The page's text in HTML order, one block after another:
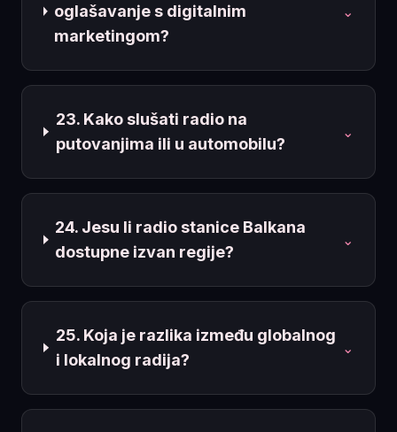
oglašavanje s digitalnim
marketingom?
⌄
23. Kako slušati radio na
putovanjima ili u automobilu?
⌄
24. Jesu li radio stanice Balkana
dostupne izvan regije?
⌄
25. Koja je razlika između globalnog
i lokalnog radija?
⌄